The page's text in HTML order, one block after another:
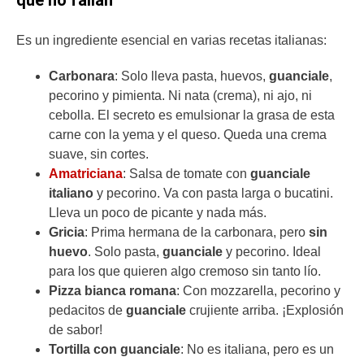
Es un ingrediente esencial en varias recetas italianas:
Carbonara: Solo lleva pasta, huevos, guanciale,
pecorino y pimienta. Ni nata (crema), ni ajo, ni
cebolla. El secreto es emulsionar la grasa de esta
carne con la yema y el queso. Queda una crema
suave, sin cortes.
Amatriciana: Salsa de tomate con guanciale
italiano y pecorino. Va con pasta larga o bucatini.
Lleva un poco de picante y nada más.
Gricia: Prima hermana de la carbonara, pero sin
huevo. Solo pasta, guanciale y pecorino. Ideal
para los que quieren algo cremoso sin tanto lío.
Pizza bianca romana: Con mozzarella, pecorino y
pedacitos de guanciale crujiente arriba. ¡Explosión
de sabor!
Tortilla con guanciale: No es italiana, pero es un